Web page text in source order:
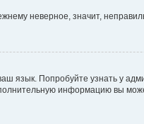
неверное, значит,
язык. Попробуйте узнать у
информацию вы